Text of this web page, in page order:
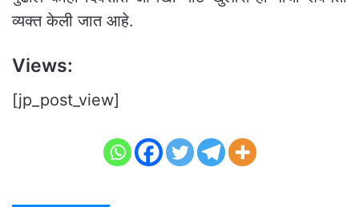
व्यक्त केली जात आहे.
Views:
[jp_post_view]